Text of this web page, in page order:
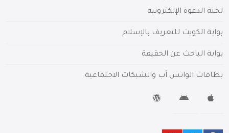
لجنة الدعوة الإلكترونية
بوابة الكويت للتعريف بالإسلام
بوابة الباحث عن الحقيقة
بطاقات الواتس آب والشبكات الاجتماعية